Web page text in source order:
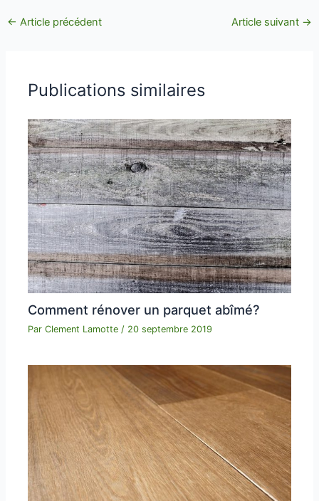
← Article précédent Article suivant →
Publications similaires
Comment rénover un parquet abîmé?
ParClement Lamotte/ 20 septembre 2019